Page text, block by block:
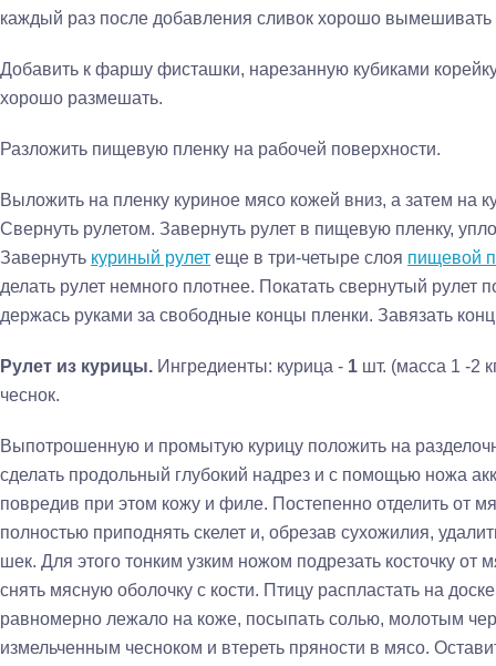
каждый раз после добавления сливок хорошо
Добавить к фаршу фисташки, нарезанную кубиками
хорошо размешать.
Разложить пищевую пленку на рабочей поверхности.
Выложить на пленку куриное мясо кожей вниз, а затем на
Свернуть рулетом. Завер­нуть рулет в пищевую пленку,
Завернуть куриный рулет еще в три-четыре слоя пищевой
делать рулет немного плотнее. Пока­тать свернутый рулет
держась ру­ками за свободные концы пленки. Завязать
Рулет из курицы. Ингредиенты: курица - 1 шт. (масса 1 -2
чеснок.
Выпотрошенную и промытую курицу положить на
сделать продольный глубокий надрез и с помощью ножа
повредив при этом кожу и филе. Постепенно отделить от
полностью приподнять скелет и, обрезав сухожилия,
шек. Для этого тонким узким ножом подрезать косточку от
снять мясную оболочку с кости. Пти­цу распластать на
равномер­но лежало на коже, посыпать солью, молотым
измельченным чесноком и втереть пряности в мясо.